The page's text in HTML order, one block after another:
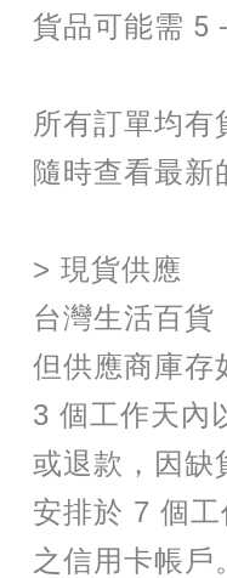
貨品可能需 5
所有訂單均有
隨時查看最新
> 現貨供應
台灣生活百貨
但供應商庫存
3 個工作天內
或退款，因缺
安排於 7 個
之信用卡帳戶